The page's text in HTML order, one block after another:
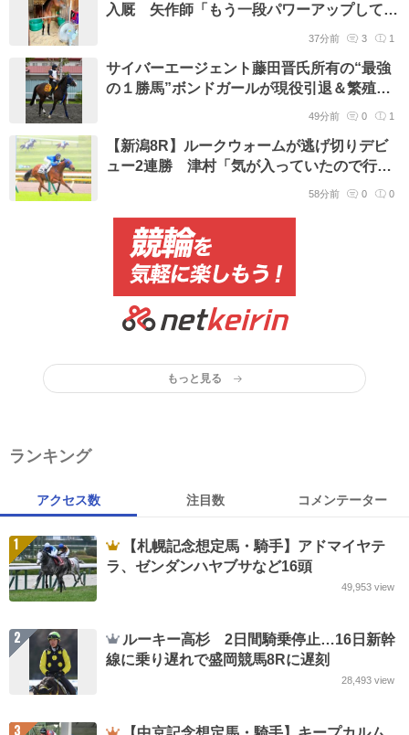
入厩 矢作師「もう一段パワーアップしてい
37分前 3 1
サイバーエージェント藤田晋氏所有の“最強
の１勝馬”ボンドガールが現役引退＆繁殖入
い」
49分前 0 1
【新潟8R】ルークウォームが逃げ切りデビ
ュー2連勝 津村「気が入っていたので行く
58分前 0 0
もっと見る
ランキング
アクセス数 注目数 コメンテーター
1
【札幌記念想定馬・騎手】アドマイヤテ
ラ、ゼンダンハヤブサなど16頭
49,953 view
2
ルーキー高杉 2日間騎乗停止…16日新幹
線に乗り遅れで盛岡競馬8Rに遅刻
28,493 view
3